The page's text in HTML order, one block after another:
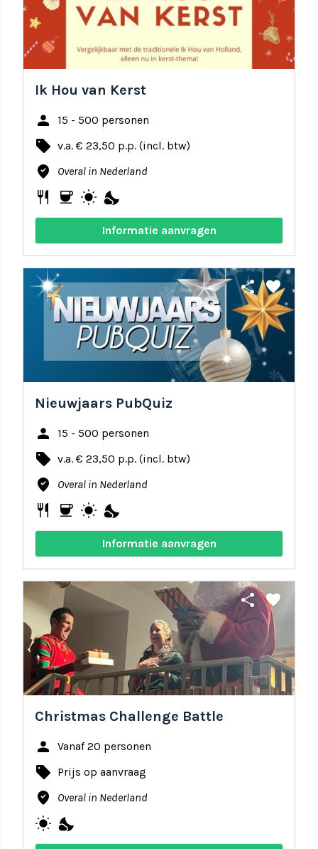
Ik Hou van Kerst
person 15 - 500 personen
local_offer v.a. € 23,50 p.p. (incl. btw)
where_to_vote Overal in Nederland
restaurant coffee wb_sunny nights_stay
Informatie aanvragen
share favorite
Nieuwjaars PubQuiz
person 15 - 500 personen
local_offer v.a. € 23,50 p.p. (incl. btw)
where_to_vote Overal in Nederland
restaurant coffee wb_sunny nights_stay
Informatie aanvragen
share favorite
Christmas Challenge Battle
person Vanaf 20 personen
local_offer Prijs op aanvraag
where_to_vote Overal in Nederland
wb_sunny nights_stay